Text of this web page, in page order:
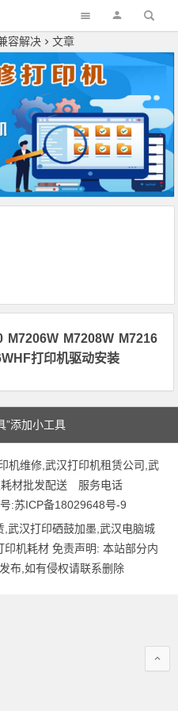
容解决 文章
M7206W M7208W M7216
打印机驱动安装
”添加小工具
机维修,武汉打印机租赁公司,武
耗材批发配送 服务电话
:苏ICP备18029648号-9
武汉打印硒鼓加墨,武汉电脑城
机耗材 免责声明: 本站部分内
布,如有侵权请联系删除